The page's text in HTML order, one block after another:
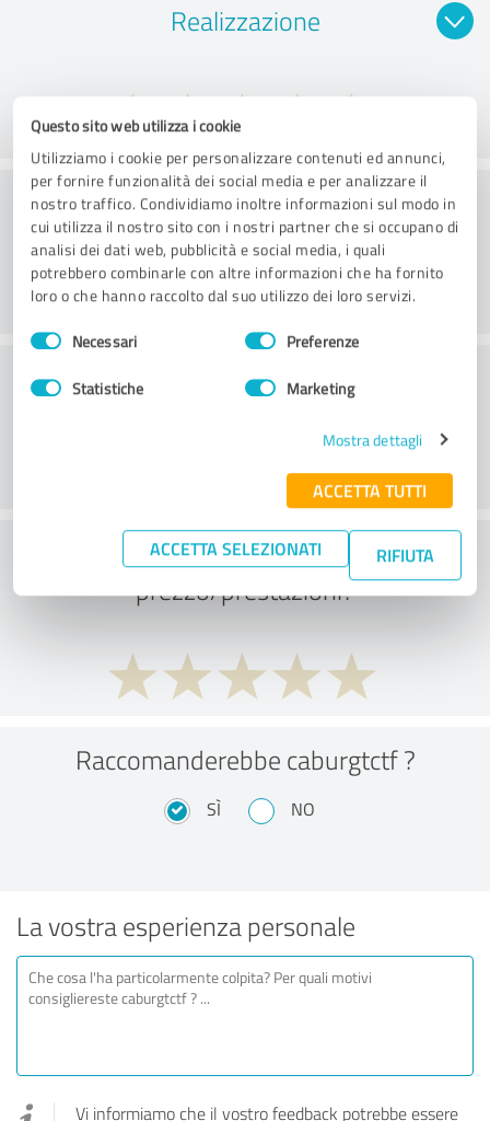
Questo sito web utilizza i cookie
Utilizziamo i cookie per personalizzare contenuti ed annunci,
per fornire funzionalità dei social media e per analizzare il
nostro traffico. Condividiamo inoltre informazioni sul modo in
cui utilizza il nostro sito con i nostri partner che si occupano di
analisi dei dati web, pubblicità e social media, i quali
potrebbero combinarle con altre informazioni che ha fornito
loro o che hanno raccolto dal suo utilizzo dei loro servizi.
Selezione
del
Necessari Preferenze
Statistiche Marketing
Mostra dettagli
ACCETTA TUTTI
ACCETTA SELEZIONATI RIFIUTA
Realizzazione
Consulenza
Servizio clienti
Cosa ne pensate del rapporto
prezzo/prestazioni?
Raccomanderebbe caburgtctf ?
SÌ NO
La vostra esperienza personale
Vi informiamo che il vostro feedback potrebbe essere